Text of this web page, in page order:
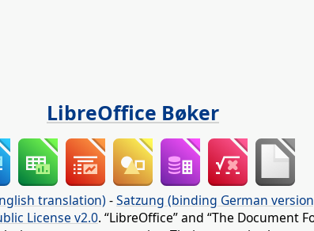
LibreOffice Bøker
translation) -Satzung (binding German
License v2.0. “LibreOffice” and “The Document